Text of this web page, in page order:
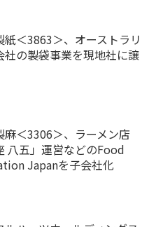
紙＜3863＞、オーストラリ
社の製袋事業を現地社に譲
麻＜3306＞、ラーメン店
八五」運営などのFood
Japanを子会社化